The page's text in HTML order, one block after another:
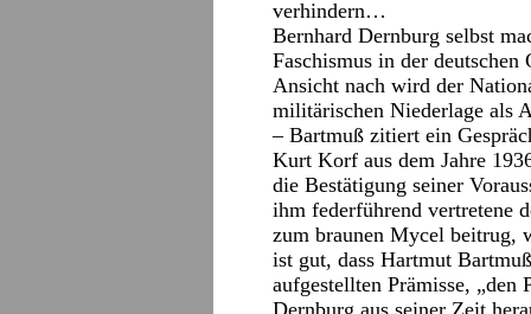
verhindern…
Bernhard Dernburg selbst
Faschismus in der
Ansicht nach wird der
militärischen Niederlage als
– Bartmuß zitiert ein
Kurt Korf aus dem Jahre
die Bestätigung seiner
ihm federführend vertretene
zum braunen Mycel beitrug,
ist gut, dass Hartmut
aufgestellten Prämisse,
Dernburg aus seiner Zeit